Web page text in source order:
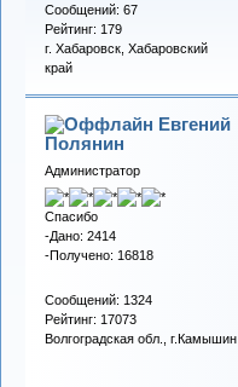
Сообщений: 67
Рейтинг: 179
г. Хабаровск, Хабаровский
край
Евгений
Полянин
Администратор
Спасибо
-Дано: 2414
-Получено: 16818
Сообщений: 1324
Рейтинг: 17073
Волгоградская обл., г.Камышин